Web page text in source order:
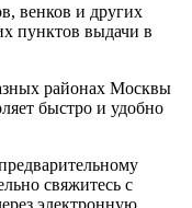
венков и других
пунктов выдачи в
районах Москвы
быстро и удобно
свяжитесь с
электронную